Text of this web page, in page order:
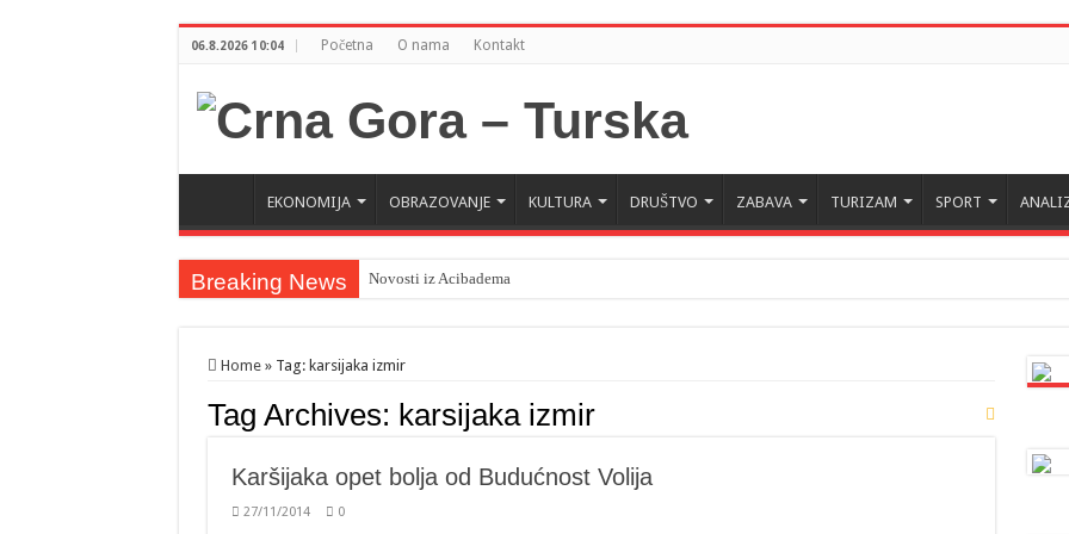
06.8.2026 10:04 Početna O nama Kontakt
EKONOMIJA OBRAZOVANJE KULTURA DRUŠTVO ZABAVA TURIZAM SPORT
Breaking News Novosti iz Acibadema
Home » Tag: karsijaka izmir
Tag Archives: karsijaka izmir
Karšijaka opet bolja od Budućnost Volija
27/11/2014 0